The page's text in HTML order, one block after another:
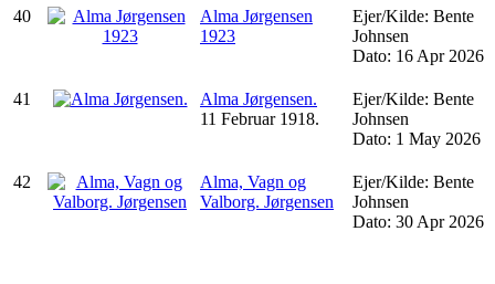
40
Alma Jørgensen
1923
Ejer/Kilde: Bente
Johnsen
Dato: 16 Apr 2026
41
Alma Jørgensen.
11 Februar 1918.
Ejer/Kilde: Bente
Johnsen
Dato: 1 May 2026
42
Alma, Vagn og
Valborg. Jørgensen
Ejer/Kilde: Bente
Johnsen
Dato: 30 Apr 2026